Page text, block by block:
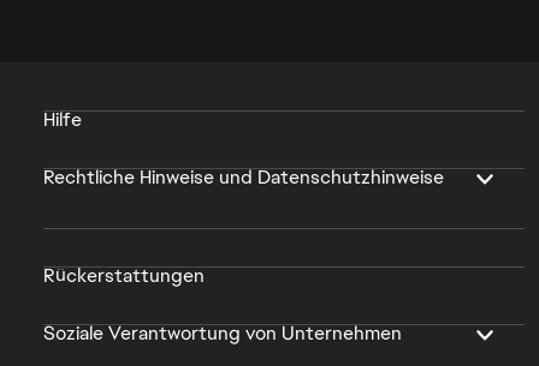
Hilfe
Rechtliche Hinweise und Datenschutzhinweise
Rückerstattungen
Soziale Verantwortung von Unternehmen